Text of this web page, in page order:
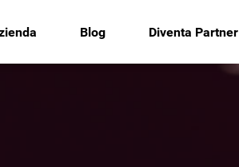
Blog Diventa Partner